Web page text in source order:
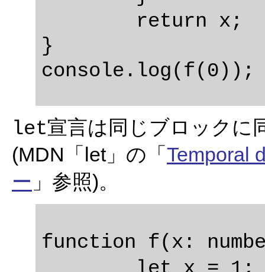
}
let宣言は同じブロックに
(MDN「let」の「 Temporal
ー 」参照)。
function f(x: